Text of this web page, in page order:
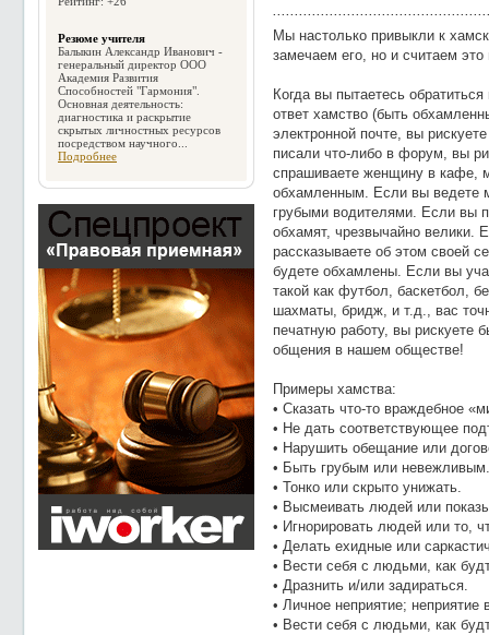
Резюме учителя
Балыкин Александр Иванович -
генеральный директор ООО
Академия Развития
Способностей "Гармония".
Основная деятельность:
диагностика и раскрытие
скрытых личностных ресурсов
посредством научного...
Подробнее
Мы настолько привыкли к
замечаем его, но и считаем
Когда вы пытаетесь
ответ хамство (быть
электронной почте, вы
писали что-либо в форум, вы
спрашиваете женщину в кафе,
обхамленным. Если вы ведете
грубыми водителями. Если вы
обхамят, чрезвычайно велики.
рассказываете об этом своей
будете обхамлены. Если вы
такой как футбол, баскетбол,
шахматы, бридж, и т.д., вас
печатную работу, вы рискуете
общения в нашем обществе!
Примеры хамства:
• Сказать что-то враждебное
• Не дать соответствующее
• Нарушить обещание или
• Быть грубым или невежливым.
• Тонко или скрыто унижать.
• Высмеивать людей или
• Игнорировать людей или то,
• Делать ехидные или
• Вести себя с людьми, как
• Дразнить и/или задираться.
• Личное неприятие;
• Вести себя с людьми, как